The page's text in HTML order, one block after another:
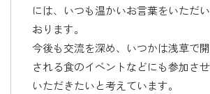
には、いつも温かいお言葉をいただ
おります。
今後も交流を深め、いつかは浅草で
される食のイベントなどにも参加さ
いただきたいと考えています。